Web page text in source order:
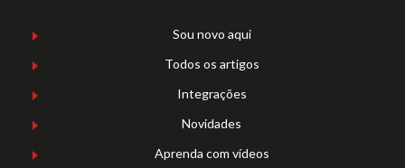
Sou novo aqui
Todos os artigos
Integrações
Novidades
Aprenda com vídeos